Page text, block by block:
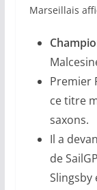
Marseillais
Premier
ce titre
saxons.
Il a
de
Slingsby